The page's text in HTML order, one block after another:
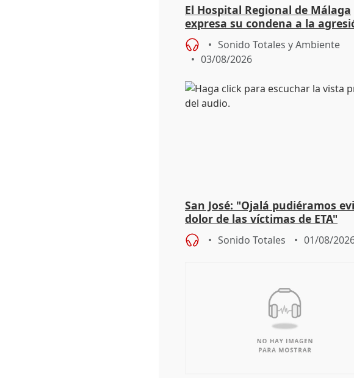
El Hospital Regional de Málaga
expresa su condena a la
dos enfermeras de Urgencias
Sonido Totales y Ambiente
03/08/2026
San José: "Ojalá pudiéramos
dolor de las víctimas de ETA"
Sonido Totales 01/08/